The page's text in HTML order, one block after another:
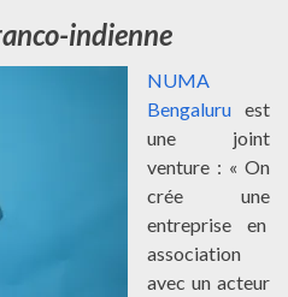
indienne
NUMA
Bengaluru est
une joint
venture : « On
crée une
entreprise en
association
avec un acteur